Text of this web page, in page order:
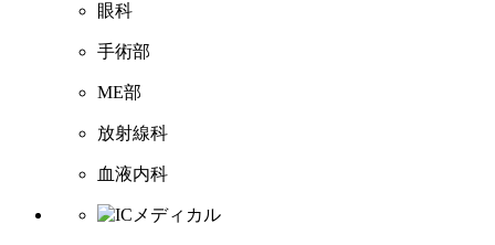
眼科
手術部
ME部
放射線科
血液内科